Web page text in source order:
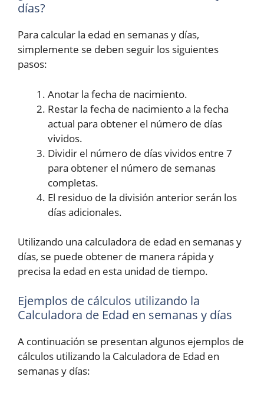
días?
Para calcular la edad en semanas y días,
simplemente se deben seguir los siguientes
pasos:
Anotar la fecha de nacimiento.
Restar la fecha de nacimiento a la fecha
actual para obtener el número de días
vividos.
Dividir el número de días vividos entre 7
para obtener el número de semanas
completas.
El residuo de la división anterior serán los
días adicionales.
Utilizando una calculadora de edad en semanas y
días, se puede obtener de manera rápida y
precisa la edad en esta unidad de tiempo.
Ejemplos de cálculos utilizando la
Calculadora de Edad en semanas y días
A continuación se presentan algunos ejemplos de
cálculos utilizando la Calculadora de Edad en
semanas y días: